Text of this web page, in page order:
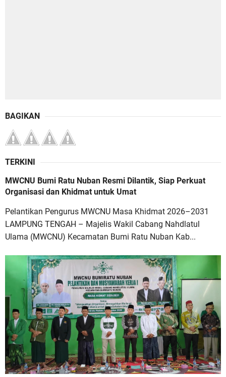
BAGIKAN
TERKINI
MWCNU Bumi Ratu Nuban Resmi Dilantik, Siap Perkuat
Organisasi dan Khidmat untuk Umat
Pelantikan Pengurus MWCNU Masa Khidmat 2026–2031
LAMPUNG TENGAH – Majelis Wakil Cabang Nahdlatul
Ulama (MWCNU) Kecamatan Bumi Ratu Nuban Kab...